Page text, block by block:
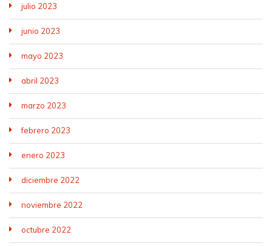
julio 2023
junio 2023
mayo 2023
abril 2023
marzo 2023
febrero 2023
enero 2023
diciembre 2022
noviembre 2022
octubre 2022